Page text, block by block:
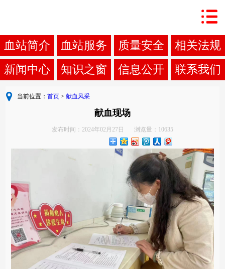
血站简介 血站服务 质量安全
相关法规
新闻中心
知识之窗 信息公开 联系我们
当前位置：首页 >献血风采
献血现场
发布时间：2024年02月27日 浏览量：10635